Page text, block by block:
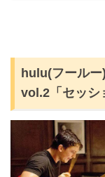
hulu(フール
vol.2「セッシ